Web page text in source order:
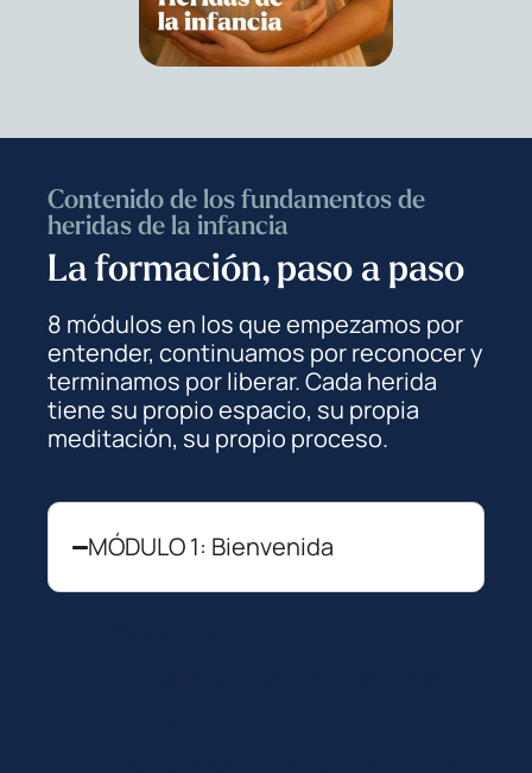
Contenido de los fundamentos de
heridas de la infancia
La formación, paso a paso
8 módulos en los que empezamos por
entender, continuamos por reconocer y
terminamos por liberar. Cada herida
tiene su propio espacio, su propia
meditación, su propio proceso.
MÓDULO 1: Bienvenida